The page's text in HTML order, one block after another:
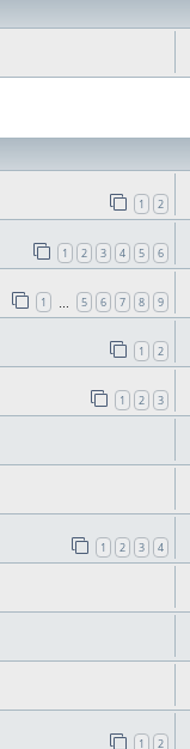
1 2
1 2 3 4 5 6
1 5 6 7 8 9
1 2
1 2 3
1 2 3 4
1 2